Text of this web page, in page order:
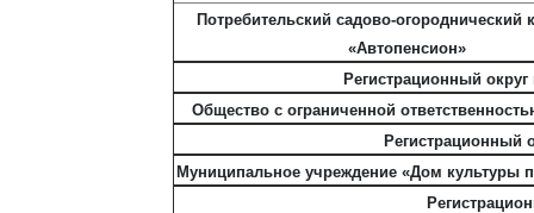
Потребительский садово-огороднический
«Автопенсион»
Регистрационный
Общество с ограниченной
Регистрационный
Муниципальное учреждение «Дом культуры